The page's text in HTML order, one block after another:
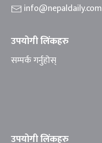
info@nepaldaily.com
उपयोगी लिंकहरु
सम्पर्क गर्नुहोस्
उपयोगी लिंकहरु